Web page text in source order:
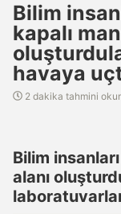
Bilim
kapalı
havaya
2 dakika tahmini
Bilim
alanı